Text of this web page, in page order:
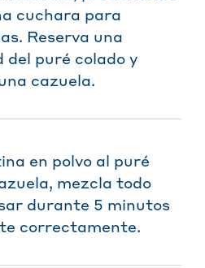
cuchara para
Reserva una
del puré colado y
cazuela.
en polvo al puré
mezcla todo
durante 5 minutos
correctamente.